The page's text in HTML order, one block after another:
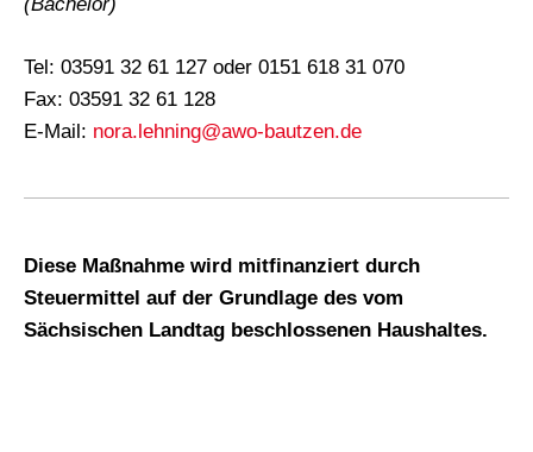
Tel: 03591 32 61 127 oder 0151 618 31 070
Fax: 03591 32 61 128
E-Mail: nora.lehning@awo-bautzen.de
Diese Maßnahme wird mitfinanziert durch
Steuermittel auf der Grundlage des vom
Sächsischen Landtag beschlossenen Haushaltes.